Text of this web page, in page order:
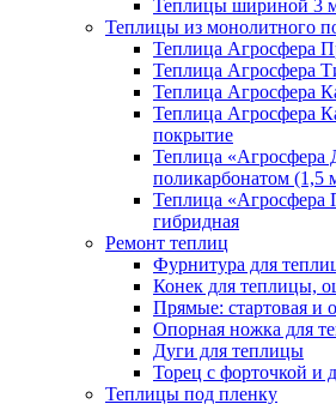
Теплицы шириной 3
Теплицы из монолитного
Теплица Агросфера
Теплица Агросфера
Теплица Агросфера
Теплица Агросфера
покрытие
Теплица
поликарбонатом (1,5
Теплица «Агросфера
гибридная
Ремонт теплиц
Фурнитура для
Конек для теплицы,
Прямые: стартовая и
Опорная ножка для
Дуги для теплицы
Торец с форточкой и
Теплицы под пленку